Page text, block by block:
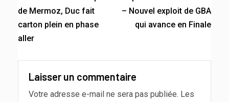
de Mermoz, Duc fait
carton plein en phase
aller
– Nouvel exploit de GBA
qui avance en Finale
Laisser un commentaire
Votre adresse e-mail ne sera pas publiée. Les